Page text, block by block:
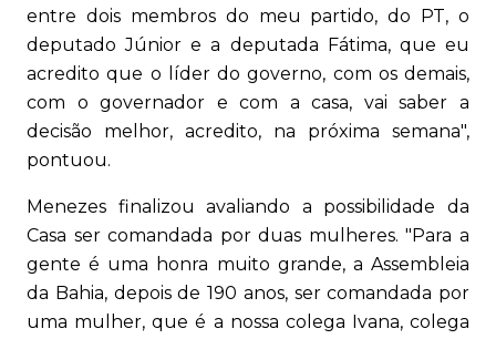
entre dois membros do meu partido, do PT, o
deputado Júnior e a deputada Fátima, que eu
acredito que o líder do governo, com os demais,
com o governador e com a casa, vai saber a
decisão melhor, acredito, na próxima semana",
pontuou.
Menezes finalizou avaliando a possibilidade da
Casa ser comandada por duas mulheres. "Para a
gente é uma honra muito grande, a Assembleia
da Bahia, depois de 190 anos, ser comandada por
uma mulher, que é a nossa colega Ivana, colega